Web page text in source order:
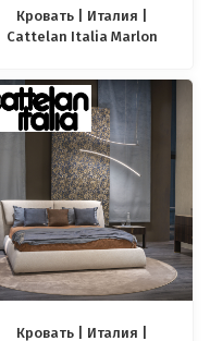
Кровать | Италия |
Cattelan Italia Marlon
Кровать | Италия |